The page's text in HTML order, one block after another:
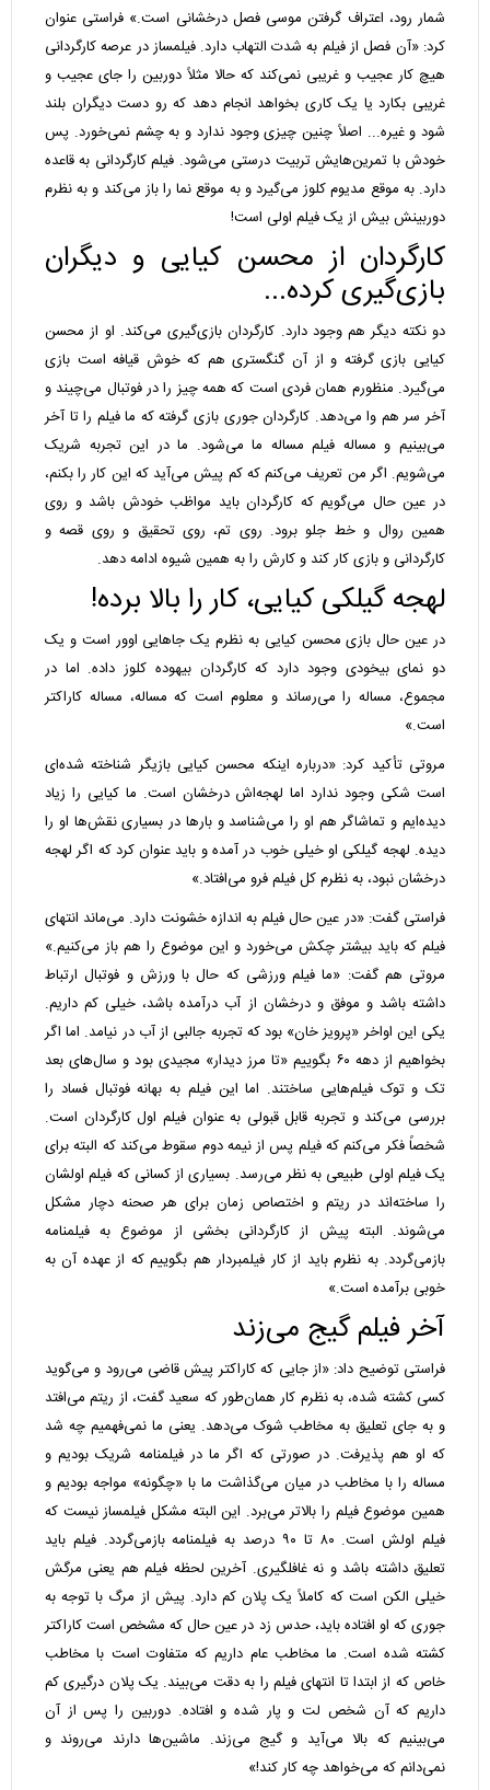
شمار رود، اعتراف گرفتن موسی فصل درخشانی است.» فراستی عنوان
کرد: «آن فصل از فیلم به شدت التهاب دارد. فیلمساز در عرصه کارگردانی
هیچ کار عجیب و غریبی نمی‌کند که حالا مثلاً دوربین را جای عجیب و
غریبی بکارد یا یک کاری بخواهد انجام دهد که رو دست دیگران بلند
شود و غیره... اصلاً چنین چیزی وجود ندارد و به چشم نمی‌خورد. پس
خودش با تمرین‌هایش تربیت درستی می‌شود. فیلم کارگردانی به قاعده
دارد. به موقع مدیوم کلوز می‌گیرد و به موقع نما را باز می‌کند و به نظرم
دوربینش بیش از یک فیلم اولی است!
کارگردان از محسن کیایی و دیگران
بازی‌گیری کرده...
دو نکته دیگر هم وجود دارد. کارگردان بازی‌گیری می‌کند. او از محسن
کیایی بازی گرفته و از آن گنگستری هم که خوش قیافه است بازی
می‌گیرد. منظورم همان فردی است که همه چیز را در فوتبال می‌چیند و
آخر سر هم وا می‌دهد. کارگردان جوری بازی گرفته که ما فیلم را تا آخر
می‌بینیم و مساله فیلم مساله ما می‌شود. ما در این تجربه شریک
می‌شویم. اگر من تعریف می‌کنم که کم پیش می‌آید که این کار را بکنم،
در عین حال می‌گویم که کارگردان باید مواظب خودش باشد و روی
همین روال و خط جلو برود. روی تم، روی تحقیق و روی قصه و
کارگردانی و بازی کار کند و کارش را به همین شیوه ادامه دهد.
لهجه گیلکی کیایی، کار را بالا برده!
در عین حال بازی محسن کیایی به نظرم یک جاهایی اوور است و یک
دو نمای بیخودی وجود دارد که کارگردان بیهوده کلوز داده. اما در
مجموع، مساله را می‌رساند و معلوم است که مساله، مساله کاراکتر
است.»
مروتی تأکید کرد: «درباره اینکه محسن کیایی بازیگر شناخته شده‌ای
است شکی وجود ندارد اما لهجه‌اش درخشان است. ما کیایی را زیاد
دیده‌ایم و تماشاگر هم او را می‌شناسد و بارها در بسیاری نقش‌ها او را
دیده. لهجه گیلکی او خیلی خوب در آمده و باید عنوان کرد که اگر لهجه
درخشان نبود، به نظرم کل فیلم فرو می‌افتاد.»
فراستی گفت: «در عین حال فیلم به اندازه خشونت دارد. می‌ماند انتهای
فیلم که باید بیشتر چکش می‌خورد و این موضوع را هم باز می‌کنیم.»
مروتی هم گفت: «ما فیلم ورزشی که حال با ورزش و فوتبال ارتباط
داشته باشد و موفق و درخشان از آب درآمده باشد، خیلی کم داریم.
یکی این اواخر «پرویز خان» بود که تجربه جالبی از آب در نیامد. اما اگر
بخواهیم از دهه ۶۰ بگوییم «تا مرز دیدار» مجیدی بود و سال‌های بعد
تک و توک فیلم‌هایی ساختند. اما این فیلم به بهانه فوتبال فساد را
بررسی می‌کند و تجربه قابل قبولی به عنوان فیلم اول کارگردان است.
شخصاً فکر می‌کنم که فیلم پس از نیمه دوم سقوط می‌کند که البته برای
یک فیلم اولی طبیعی به نظر می‌رسد. بسیاری از کسانی که فیلم اولشان
را ساخته‌اند در ریتم و اختصاص زمان برای هر صحنه دچار مشکل
می‌شوند. البته پیش از کارگردانی بخشی از موضوع به فیلمنامه
بازمی‌گردد. به نظرم باید از کار فیلمبردار هم بگوییم که از عهده آن به
خوبی برآمده است.»
آخر فیلم گیج می‌زند
فراستی توضیح داد: «از جایی که کاراکتر پیش قاضی می‌رود و می‌گوید
کسی کشته شده، به نظرم کار همان‌طور که سعید گفت، از ریتم می‌افتد
و به جای تعلیق به مخاطب شوک می‌دهد. یعنی ما نمی‌فهمیم چه شد
که او هم پذیرفت. در صورتی که اگر ما در فیلمنامه شریک بودیم و
مساله را با مخاطب در میان می‌گذاشت ما با «چگونه» مواجه بودیم و
همین موضوع فیلم را بالاتر می‌برد. این البته مشکل فیلمساز نیست که
فیلم اولش است. ۸۰ تا ۹۰ درصد به فیلمنامه بازمی‌گردد. فیلم باید
تعلیق داشته باشد و نه غافلگیری. آخرین لحظه فیلم هم یعنی مرگش
خیلی الکن است که کاملاً یک پلان کم دارد. پیش از مرگ با توجه به
جوری که او افتاده باید، حدس زد در عین حال که مشخص است کاراکتر
کشته شده است. ما مخاطب عام داریم که متفاوت است با مخاطب
خاص که از ابتدا تا انتهای فیلم را به دقت می‌بیند. یک پلان درگیری کم
داریم که آن شخص لت و پار شده و افتاده. دوربین را پس از آن
می‌بینیم که بالا می‌آید و گیج می‌زند. ماشین‌ها دارند می‌روند و
نمی‌دانم که می‌خواهد چه کار کند!»